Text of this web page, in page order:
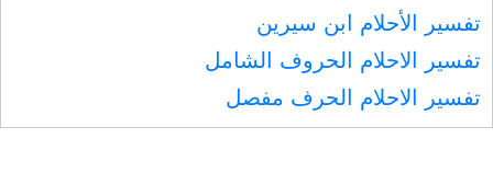
تفسير الأحلام ابن سيرين
تفسير الاحلام الحروف الشامل
تفسير الاحلام الحرف مفصل